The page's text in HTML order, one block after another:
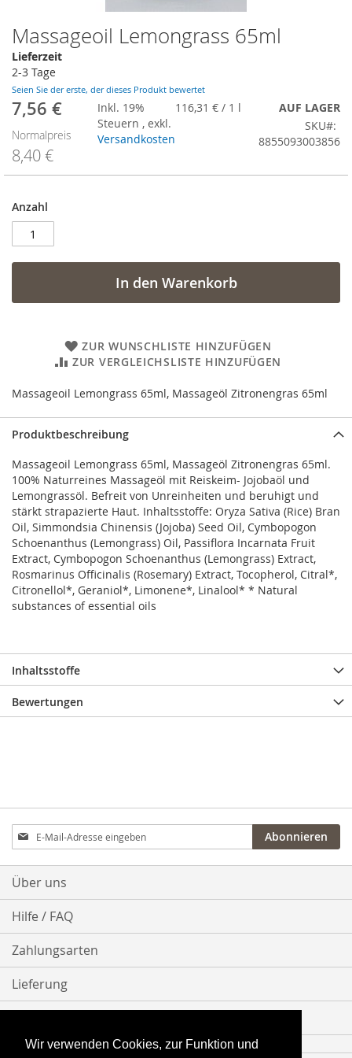
Wir verwenden Cookies, zur Funktion und
Massageoil Lemongrass 65ml
Lieferzeit
2-3 Tage
Seien Sie der erste, der dieses Produkt bewertet
Sonderangebot
7,56 €
Normalpreis
8,40 €
Inkl. 19%
Steuern , exkl.
Versandkosten
116,31 € / 1 l
AUF LAGER
SKU
8855093003856
Anzahl
In den Warenkorb
ZUR WUNSCHLISTE HINZUFÜGEN
ZUR VERGLEICHSLISTE HINZUFÜGEN
Massageoil Lemongrass 65ml, Massageöl Zitronengras 65ml
Zum
Anfang
der
Bildergalerie
springen
Produktbeschreibung
Massageoil Lemongrass 65ml, Massageöl Zitronengras 65ml.
100% Naturreines Massageöl mit Reiskeim- Jojobaöl und
Lemongrassöl. Befreit von Unreinheiten und beruhigt und
stärkt strapazierte Haut. Inhaltsstoffe: Oryza Sativa (Rice) Bran
Oil, Simmondsia Chinensis (Jojoba) Seed Oil, Cymbopogon
Schoenanthus (Lemongrass) Oil, Passiflora Incarnata Fruit
Extract, Cymbopogon Schoenanthus (Lemongrass) Extract,
Rosmarinus Officinalis (Rosemary) Extract, Tocopherol, Citral*,
Citronellol*, Geraniol*, Limonene*, Linalool* * Natural
substances of essential oils
Inhaltsstoffe
Bewertungen
Anmeldung
zum
Newsletter:
Abonnieren
Über uns
Hilfe / FAQ
Zahlungsarten
Lieferung